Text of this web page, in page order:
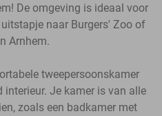
De omgeving is ideaal voor
naar Burgers' Zoo of
Arnhem.
tweepersoonskamer
interieur. Je kamer is van alle
zoals een badkamer met